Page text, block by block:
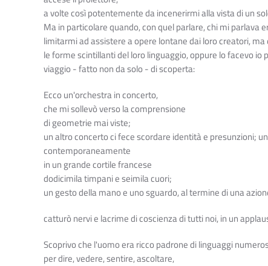
a volte così potentemente da incenerirmi alla vista di un
Ma in particolare quando, con quel parlare, chi mi parlava
limitarmi ad assistere a opere lontane dai loro creatori,
le forme scintillanti del loro linguaggio, oppure lo facevo io
viaggio - fatto non da solo - di scoperta:
Ecco un'orchestra in concerto,
che mi sollevò verso la comprensione
di geometrie mai viste;
un altro concerto ci fece scordare identità e presunzioni;
contemporaneamente
in un grande cortile francese
dodicimila timpani e seimila cuori;
un gesto della mano e uno sguardo, al termine di una
catturò nervi e lacrime di coscienza di tutti noi, in un
Scoprivo che l'uomo era ricco padrone di linguaggi
per dire, vedere, sentire, ascoltare,